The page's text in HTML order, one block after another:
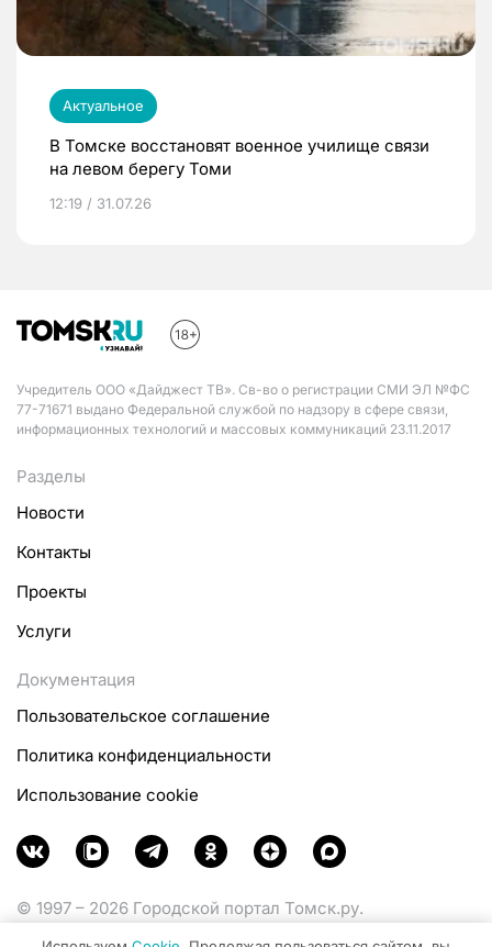
Актуальное
В Томске восстановят военное училище связи
на левом берегу Томи
12:19 / 31.07.26
Учредитель ООО «Дайджест ТВ». Св-во о регистрации СМИ ЭЛ №ФС
77-71671 выдано Федеральной службой по надзору в сфере связи,
информационных технологий и массовых коммуникаций 23.11.2017
Разделы
Новости
Контакты
Проекты
Услуги
Документация
Пользовательское соглашение
Политика конфиденциальности
Использование cookie
© 1997 – 2026 Городской портал Томск.ру.